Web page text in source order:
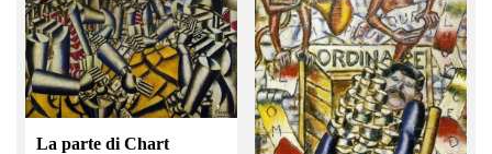
La parte di Chart